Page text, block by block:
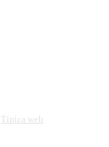
Típica web